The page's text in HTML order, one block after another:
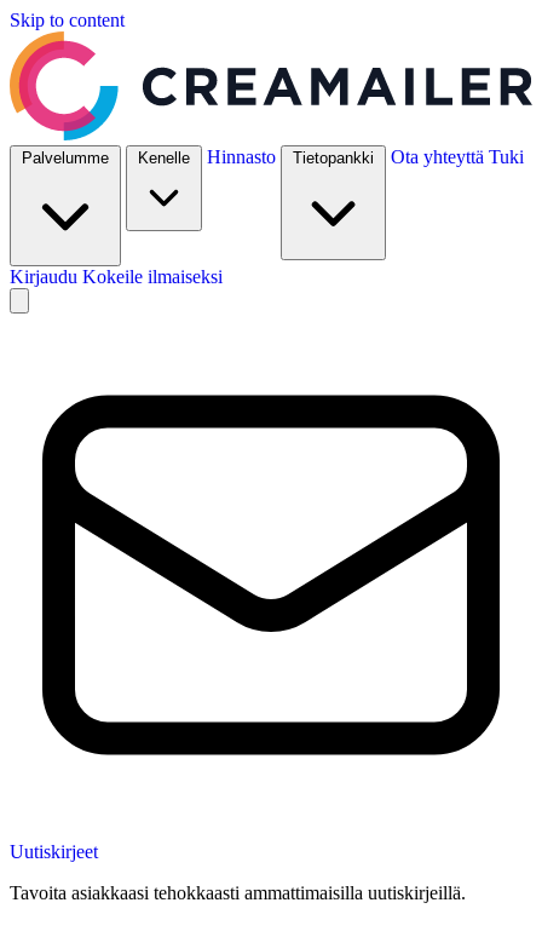
Skip to content
Palvelumme Kenelle Hinnasto Tietopankki Ota yhteyttä Tuki
Kirjaudu Kokeile ilmaiseksi
Uutiskirjeet
Tavoita asiakkaasi tehokkaasti ammattimaisilla uutiskirjeillä.